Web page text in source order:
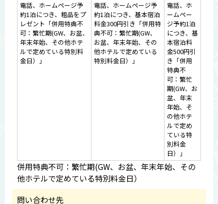
電話、ホームページ予
約1泊につき、粗品をプ
レゼント「併用特典不
可：繁忙期(GW、お盆、
年末年始、その他ホテ
ルで定めている特別料
金日）」
電話、ホームページ予
約1泊につき、基本宿泊
料金300円引き「併用特
典不可：繁忙期(GW、
お盆、年末年始、その
他ホテルで定めている
特別料金日）」
電話、ホ
ームペー
ジ予約1泊
につき、基
本宿泊料
金500円引
き「併用
特典不
可：繁忙
期(GW、お
盆、年末
年始、そ
の他ホテ
ルで定め
ている特
別料金
日）」
併用特典不可：繁忙期(GW、お盆、年末年始、その
他ホテルで定めている特別料金日）
問い合わせ先